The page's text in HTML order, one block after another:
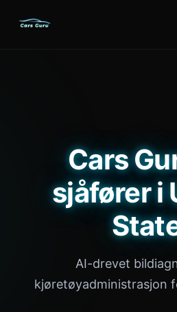
Cars
sjåfører i
AI-drevet
kjøretøyadministrasjon